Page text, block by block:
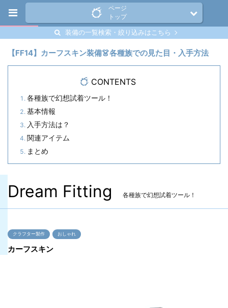
ページ
トップ
装備の一覧検索・絞り込みはこちら
【FF14】カーフスキン装備👗各種族での見た目・入手方法
CONTENTS
各種族で幻想試着ツール！
基本情報
入手方法は？
関連アイテム
まとめ
Dream Fitting 各種族で幻想試着ツール！
クラフター製作 おしゃれ
カーフスキン